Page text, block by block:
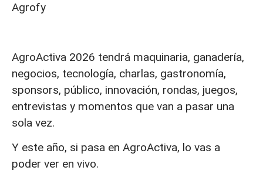
Agrofy
AgroActiva 2026 tendrá maquinaria, ganadería,
negocios, tecnología, charlas, gastronomía,
sponsors, público, innovación, rondas, juegos,
entrevistas y momentos que van a pasar una
sola vez.
Y este año, si pasa en AgroActiva, lo vas a
poder ver en vivo.